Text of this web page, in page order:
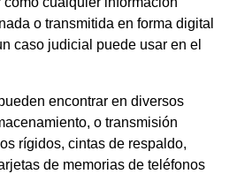
o transmitida en forma digital
caso judicial puede usar en el
encontrar en diversos
o transmisión
rígidos, cintas de respaldo,
de memorias de teléfonos